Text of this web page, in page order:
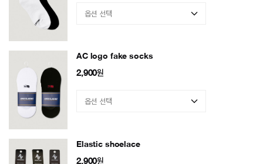
AC logo fake socks
2,900원
Elastic shoelace
2,900원